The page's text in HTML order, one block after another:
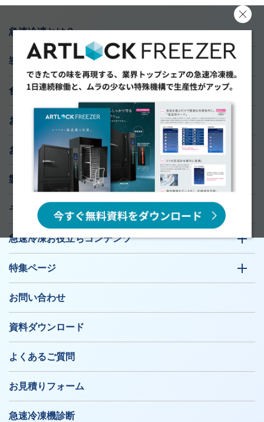
急速冷凍とは？
導入実績
食材研究ラボ
おすすめ導入サポート
お知らせ
製品ラインナップ
そのお悩み、急速冷凍機が解決します！
急速冷凍お役立ちコンテンツ
特集ページ
お問い合わせ
資料ダウンロード
よくあるご質問
お見積りフォーム
急速冷凍機診断